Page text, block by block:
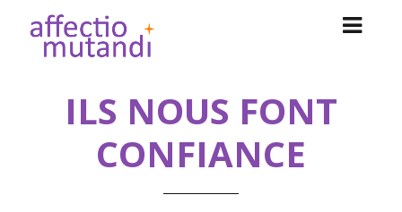
ILS NOUS FONT
CONFIANCE